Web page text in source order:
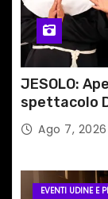
JESOLO:
spettacolo
la Ago 7, 2026
EVENTI UDINE E